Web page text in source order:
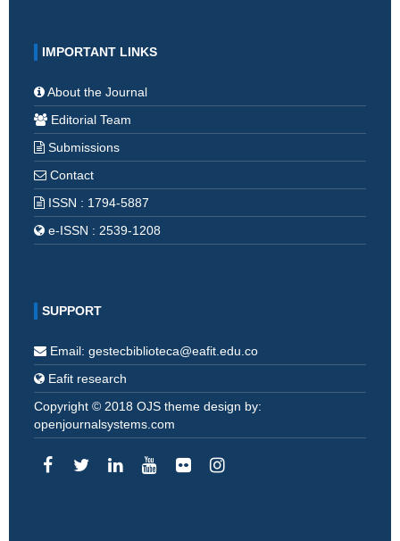
IMPORTANT LINKS
About the Journal
Editorial Team
Submissions
Contact
ISSN : 1794-5887
e-ISSN : 2539-1208
SUPPORT
Email: gestecbiblioteca@eafit.edu.co
Eafit research
Copyright © 2018 OJS theme design by:
openjournalsystems.com